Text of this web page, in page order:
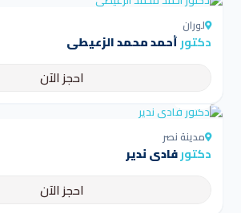
لوران
دكتورأحمد محمد الزعيطي
احجز الآن
مدينة نصر
دكتورفادي ندير
احجز الآن